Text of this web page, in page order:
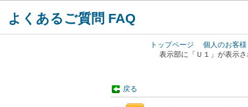
よくあるご質問 FAQ
トップページ 個人のお客様
表示部に「Ｕ１」が表示
戻る